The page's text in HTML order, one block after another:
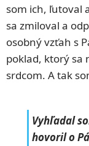
som ich, ľutoval
sa zmiloval a
osobný vzťah s
poklad, ktorý sa
srdcom. A tak
Vyhľadal
hovoril o